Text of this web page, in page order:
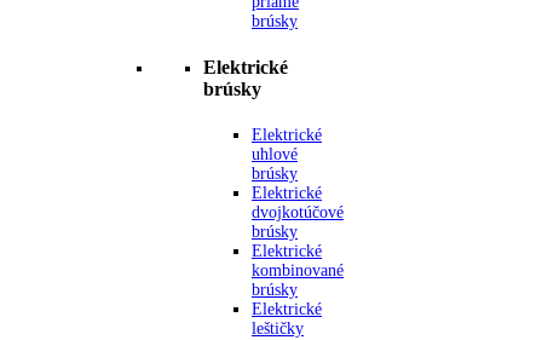
brúsky
Elektrické
brúsky
Elektrické
uhlové
brúsky
Elektrické
dvojkotúčové
brúsky
Elektrické
kombinované
brúsky
Elektrické
leštičky